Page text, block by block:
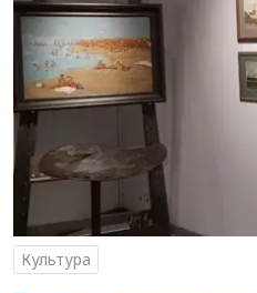
Культура